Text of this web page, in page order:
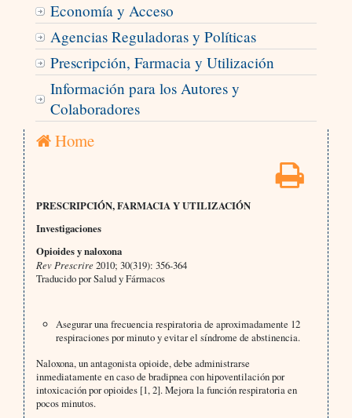
Economía y Acceso
Agencias Reguladoras y Políticas
Prescripción, Farmacia y Utilización
Información para los Autores y
Colaboradores
Home
PRESCRIPCIÓN, FARMACIA Y UTILIZACIÓN
Investigaciones
Opioides y naloxona
Rev Prescrire2010; 30(319): 356-364
Traducido por Salud y Fármacos
Asegurar una frecuencia respiratoria de aproximadamente 12
respiraciones por minuto y evitar el síndrome de abstinencia.
Naloxona, un antagonista opioide, debe administrarse
inmediatamente en caso de bradipnea con hipoventilación por
intoxicación por opioides [1, 2]. Mejora la función respiratoria en
pocos minutos.